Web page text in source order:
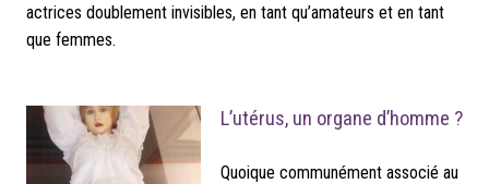
actrices doublement invisibles, en tant qu’amateurs et en tant
que femmes.
L’utérus, un organe d’homme ?
Quoique communément associé au